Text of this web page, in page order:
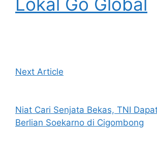
Next Article
Niat Cari Senjata Bekas, TNI
Berlian Soekarno di Cigombong